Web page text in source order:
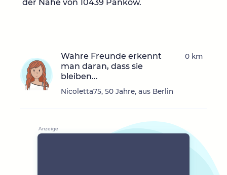
der Nähe von 10439 Pankow.
Wahre Freunde erkennt
man daran, dass sie
bleiben...
Nicoletta75, 50 Jahre, aus Berlin
0 km